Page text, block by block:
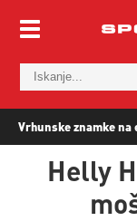
Vrhunske znamke na
Helly